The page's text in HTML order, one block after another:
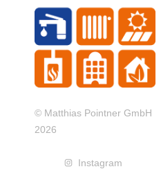
© Matthias Pointner GmbH
2026
Instagram